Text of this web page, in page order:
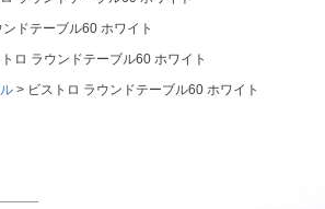
ドテーブル60 ホワイト
トロ ラウンドテーブル60 ホワイト
ビストロ ラウンドテーブル60 ホワイト